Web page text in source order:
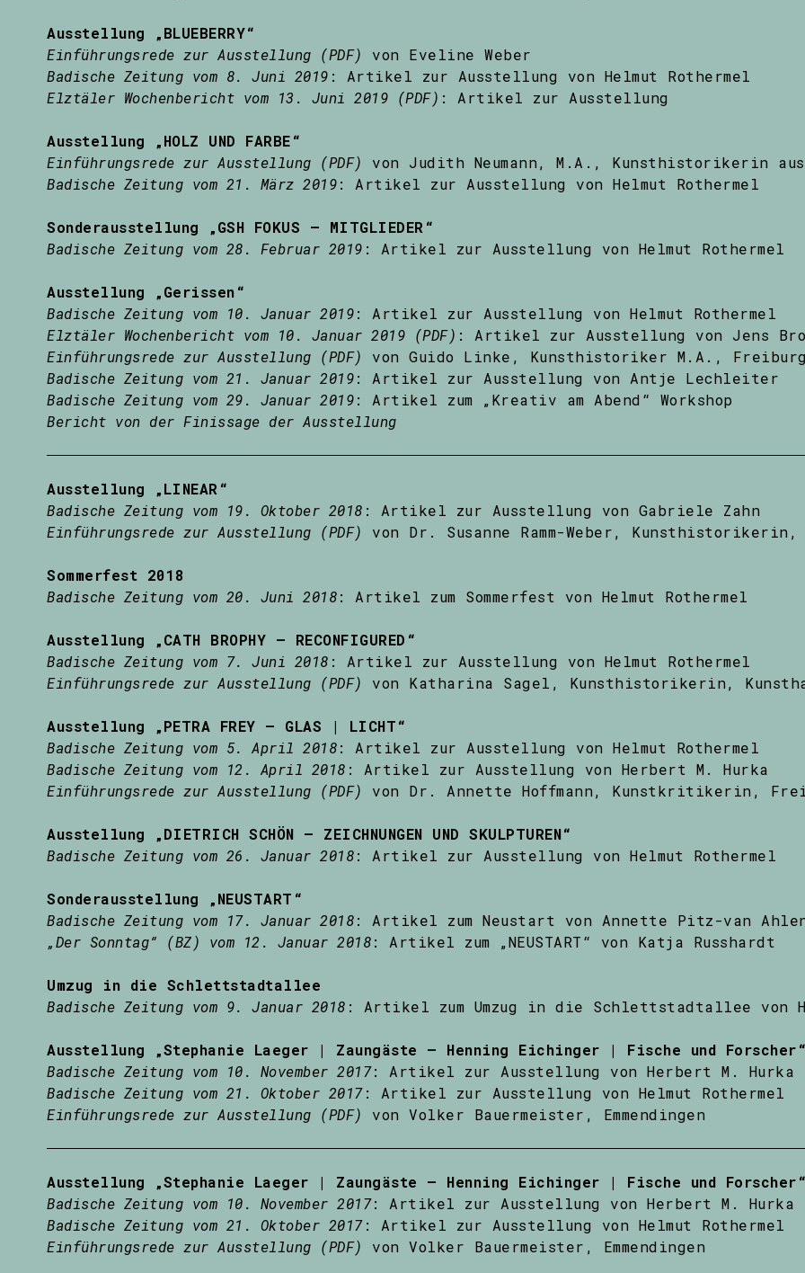
Ausstellung „BLUEBERRY“
Einführungsrede zur Ausstellung (PDF)
von Eveline Weber
Badische Zeitung vom 8. Juni 2019 : Artikel zur Ausstellung von Helmut Rothermel
Elztäler Wochenbericht vom 13. Juni 2019 (PDF) : Artikel zur Ausstellung
Ausstellung „HOLZ UND FARBE“
Einführungsrede zur Ausstellung (PDF)
von Judith Neumann, M.A., Kunsthistorikerin
Badische Zeitung vom 21. März 2019: Artikel zur Ausstellung von Helmut Rothermel
Sonderausstellung „GSH FOKUS – MITGLIEDER“
Badische Zeitung vom 28. Februar 2019 : Artikel zur Ausstellung von Helmut Rothermel
Ausstellung „Gerissen“
Badische Zeitung vom 10. Januar 2019: Artikel zur Ausstellung von Helmut Rothermel
Elztäler Wochenbericht vom 10. Januar 2019 (PDF) : Artikel zur Ausstellung von Jens
Einführungsrede zur Ausstellung (PDF)
von Guido Linke, Kunsthistoriker M.A., Freiburg
Badische Zeitung vom 21. Januar 2019: Artikel zur Ausstellung von Antje Lechleiter
Badische Zeitung vom 29. Januar 2019: Artikel zum „Kreativ am Abend“ Workshop
Bericht von der Finissage der Ausstellung
Ausstellung „LINEAR“
Badische Zeitung vom 19. Oktober 2018 : Artikel zur Ausstellung von Gabriele Zahn
Einführungsrede zur Ausstellung (PDF)
von Dr. Susanne Ramm-Weber, Kunsthistorikerin,
Sommerfest 2018
Badische Zeitung vom 20. Juni 2018: Artikel zum Sommerfest von Helmut Rothermel
Ausstellung „CATH BROPHY – RECONFIGURED“
Badische Zeitung vom 7. Juni 2018 : Artikel zur Ausstellung von Helmut Rothermel
Einführungsrede zur Ausstellung (PDF)
von Katharina Sagel, Kunsthistorikerin,
Ausstellung „PETRA FREY – GLAS | LICHT“
Badische Zeitung vom 5. April 2018: Artikel zur Ausstellung von Helmut Rothermel
Badische Zeitung vom 12. April 2018 : Artikel zur Ausstellung von Herbert M. Hurka
Einführungsrede zur Ausstellung (PDF)
von Dr. Annette Hoffmann, Kunstkritikerin,
Ausstellung „DIETRICH SCHÖN – ZEICHNUNGEN UND SKULPTUREN“
Badische Zeitung vom 26. Januar 2018: Artikel zur Ausstellung von Helmut Rothermel
Sonderausstellung „NEUSTART“
Badische Zeitung vom 17. Januar 2018: Artikel zum Neustart von Annette Pitz-van
„Der Sonntag“ (BZ) vom 12. Januar 2018: Artikel zum „NEUSTART“ von Katja Russhardt
Umzug in die Schlettstadtallee
Badische Zeitung vom 9. Januar 2018 : Artikel zum Umzug in die Schlettstadtallee von
Ausstellung „Stephanie Laeger | Zaungäste – Henning Eichinger | Fische und Forscher“
Badische Zeitung vom 10. November 2017: Artikel zur Ausstellung von Herbert M. Hurka
Badische Zeitung vom 21. Oktober 2017: Artikel zur Ausstellung von Helmut Rothermel
Einführungsrede zur Ausstellung (PDF)
von Volker Bauermeister, Emmendingen
Ausstellung „Stephanie Laeger | Zaungäste – Henning Eichinger | Fische und Forscher“
Badische Zeitung vom 10. November 2017: Artikel zur Ausstellung von Herbert M. Hurka
Badische Zeitung vom 21. Oktober 2017: Artikel zur Ausstellung von Helmut Rothermel
Einführungsrede zur Ausstellung (PDF)
von Volker Bauermeister, Emmendingen